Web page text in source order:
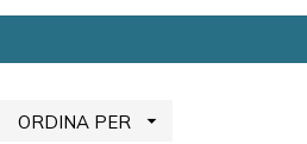
ORDINA PER 